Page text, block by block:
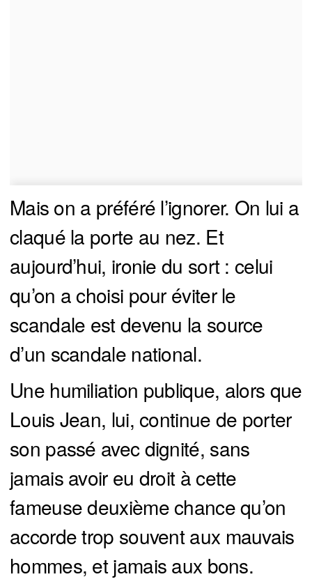
Mais on a préféré l’ignorer. On lui a
claqué la porte au nez. Et
aujourd’hui, ironie du sort : celui
qu’on a choisi pour éviter le
scandale est devenu la source
d’un scandale national.
Une humiliation publique, alors que
Louis Jean, lui, continue de porter
son passé avec dignité, sans
jamais avoir eu droit à cette
fameuse deuxième chance qu’on
accorde trop souvent aux mauvais
hommes, et jamais aux bons.